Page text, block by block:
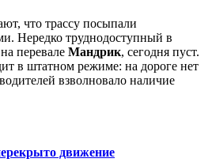
что трассу посыпали
Нередко труднодоступный в
перевале Мандрик, сегодня пуст.
в штатном режиме: на дороге нет
взволновало наличие
движение